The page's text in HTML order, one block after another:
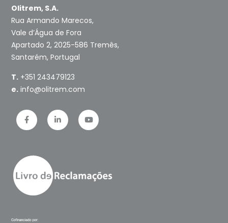
Olitrem, S.A.
Rua Armando Marecos,
Vale d’Água de Fora
Apartado 2, 2025-586 Tremês,
Santarém, Portugal
T. +351 243479123
e. info@olitrem.com